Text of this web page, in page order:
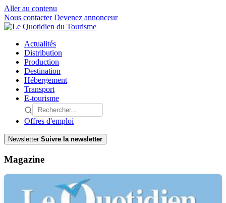
Aller au contenu
Nous contacter Devenez annonceur
Actualités
Distribution
Production
Destination
Hébergement
Transport
E-tourisme
Offres d'emploi
Newsletter Suivre la newsletter
Magazine